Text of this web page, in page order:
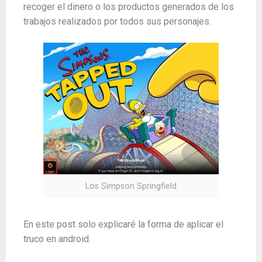
recoger el dinero o los productos generados de los
trabajos realizados por todos sus personajes.
Los Simpson Springfield
En este post solo explicaré la forma de aplicar el
truco en android.